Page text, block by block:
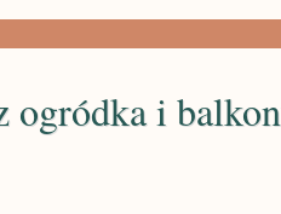
ogródka i